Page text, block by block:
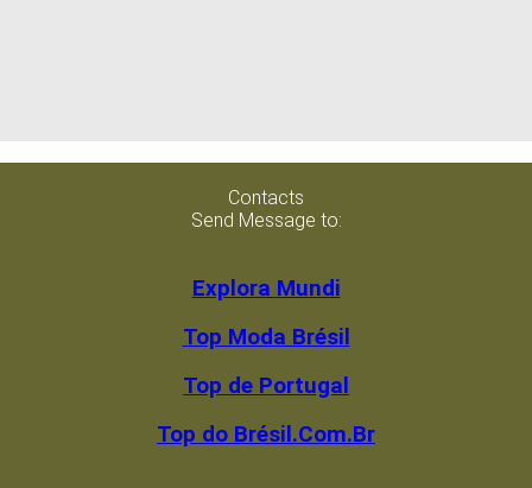
Contacts
Send Message to:
Explora Mundi
Top Moda Brésil
Top de Portugal
Top do Brésil.Com.Br